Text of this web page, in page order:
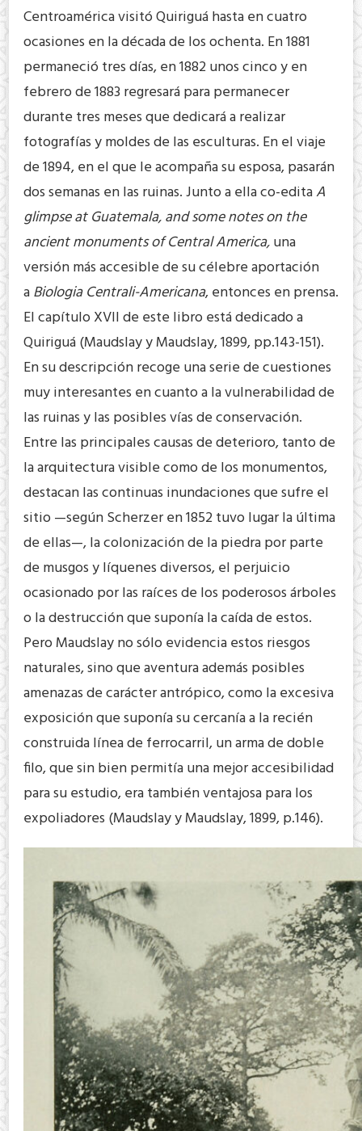
Centroamérica visitó Quiriguá hasta en cuatro
ocasiones en la década de los ochenta. En 1881
permaneció tres días, en 1882 unos cinco y en
febrero de 1883 regresará para permanecer
durante tres meses que dedicará a realizar
fotografías y moldes de las esculturas. En el viaje
de 1894, en el que le acompaña su esposa, pasarán
dos semanas en las ruinas. Junto a ella co-editaA
glimpse at Guatemala, and some notes on the
ancient monuments of Central America,una
versión más accesible de su célebre aportación
aBiologia Centrali-Americana, entonces en prensa.
El capítulo XVII de este libro está dedicado a
Quiriguá (Maudslay y Maudslay, 1899, pp.143-151).
En su descripción recoge una serie de cuestiones
muy interesantes en cuanto a la vulnerabilidad de
las ruinas y las posibles vías de conservación.
Entre las principales causas de deterioro, tanto de
la arquitectura visible como de los monumentos,
destacan las continuas inundaciones que sufre el
sitio —según Scherzer en 1852 tuvo lugar la última
de ellas—, la colonización de la piedra por parte
de musgos y líquenes diversos, el perjuicio
ocasionado por las raíces de los poderosos árboles
o la destrucción que suponía la caída de estos.
Pero Maudslay no sólo evidencia estos riesgos
naturales, sino que aventura además posibles
amenazas de carácter antrópico, como la excesiva
exposición que suponía su cercanía a la recién
construida línea de ferrocarril, un arma de doble
filo, que sin bien permitía una mejor accesibilidad
para su estudio, era también ventajosa para los
expoliadores (Maudslay y Maudslay, 1899, p.146).